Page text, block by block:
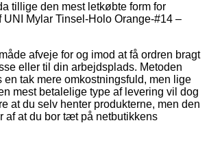
tillige den mest letkøbte form for
UNI Mylar Tinsel-Holo Orange-#14 –
afveje for og imod at få ordren bragt
eller til din arbejdsplads. Metoden
tak mere omkostningsfuld, men lige
mest betalelige type af levering vil dog
at du selv henter produkterne, men den
af at du bor tæt på netbutikkens